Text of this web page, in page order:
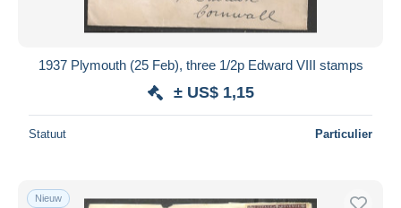
1937 Plymouth (25 Feb), three 1/2p Edward VIII stamps
± US$ 1,15
Statuut Particulier
Nieuw